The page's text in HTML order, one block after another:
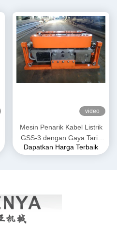
video
Mesin Penarik Kabel Listrik
GSS-3 dengan Gaya Tarik
7kN, Bersertifikasi CE &
Dapatkan Harga Terbaik